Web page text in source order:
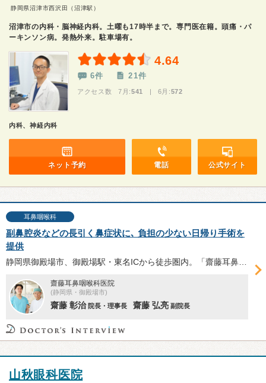
静岡県沼津市西沢田（沼津駅）
沼津市の内科・脳神経内科。土曜も17時半まで。専門医在籍。頭痛・パ
ーキンソン病。発熱外来。駐車場有。
4.64
6件 21件
アクセス数 7月:541 | 6月:572
内科、神経内科
ネット予約 電話 公式サイト
耳鼻咽喉科
副鼻腔炎などの長引く鼻症状に､ 負担の少ない日帰り手術を
提供
齋藤耳鼻咽喉科医院
(静岡県・御殿場市)
齋藤 彰治 院長・理事長 齋藤 弘亮 副院長
山秋眼科医院